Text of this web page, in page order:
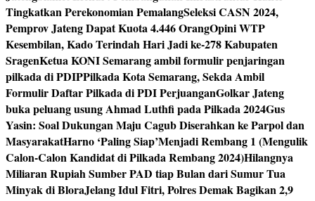
Tingkatkan Perekonomian PemalangSeleksi CASN 2024,
Pemprov Jateng Dapat Kuota 4.446 OrangOpini WTP
Kesembilan, Kado Terindah Hari Jadi ke-278 Kabupaten
SragenKetua KONI Semarang ambil formulir penjaringan
pilkada di PDIPPilkada Kota Semarang, Sekda Ambil
Formulir Daftar Pilkada di PDI PerjuanganGolkar Jateng
buka peluang usung Ahmad Luthfi pada Pilkada 2024Gus
Yasin: Soal Dukungan Maju Cagub Diserahkan ke Parpol dan
MasyarakatHarno ‘Paling Siap’Menjadi Rembang 1 (Mengulik
Calon-Calon Kandidat di Pilkada Rembang 2024)Hilangnya
Miliaran Rupiah Sumber PAD tiap Bulan dari Sumur Tua
Minyak di BloraJelang Idul Fitri, Polres Demak Bagikan 2,9